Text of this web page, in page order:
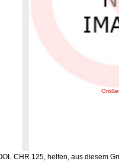
CHR 125, helfen, aus diesem